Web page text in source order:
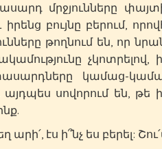
մրջյունները
իրենց բույնը բերում,
թողնում են, որ
չկոտրելով,
կամաց-
սովորում են, թե
արի՛, էս ի՞նչ ես բերել: